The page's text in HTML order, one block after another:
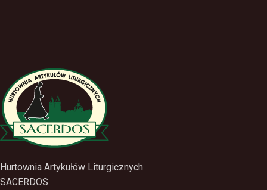
Hurtownia Artykułów Liturgicznych
SACERDOS